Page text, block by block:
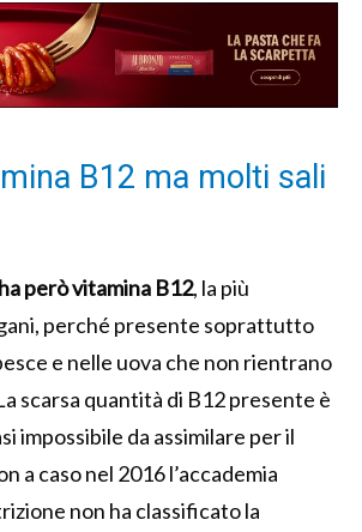
B12 ma molti sali
però vitamina B12, la più
perché presente soprattutto
e nelle uova che non rientrano
scarsa quantità di B12 presente è
impossibile da assimilare per il
a caso nel 2016 l’accademia
non ha classificato la